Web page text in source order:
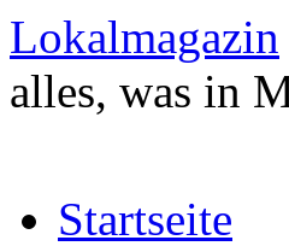
Zum
Inhalt
springen
Lokalmagazin
alles, was in
Startseite